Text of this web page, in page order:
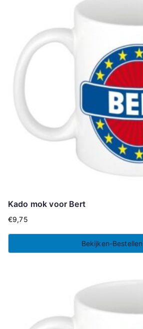
Kado mok voor Bert
€9,75
Bekijken-Bestellen